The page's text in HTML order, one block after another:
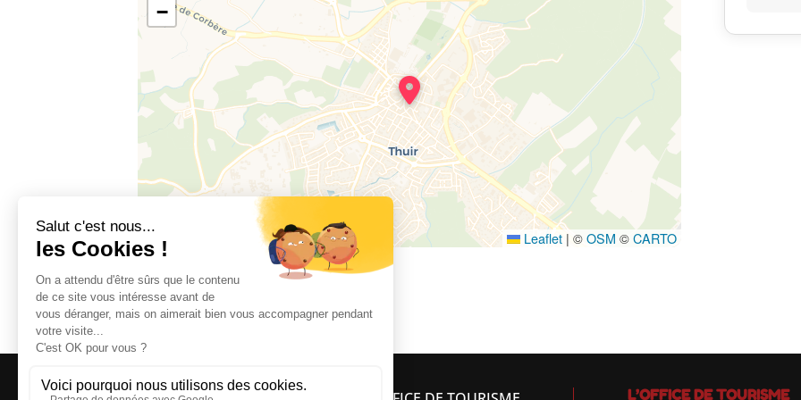
−
Leaflet | ©OSM ©CARTO
66300 THUIR
L’OFFICE DE TOURISME